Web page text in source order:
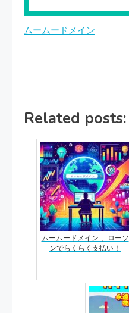
ムームードメイン
Related posts:
ムームードメイン 、ローソ
ンでらくらく支払い！